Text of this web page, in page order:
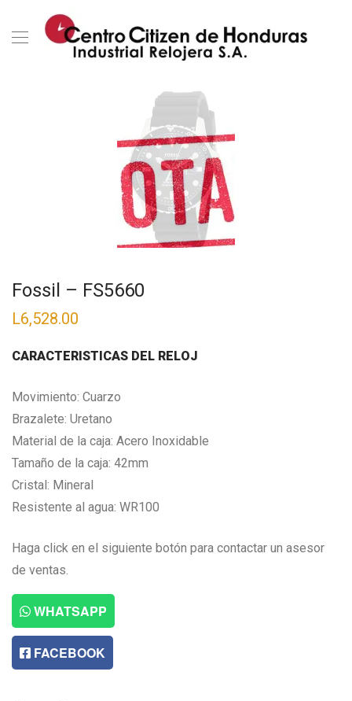
Fossil – FS5660
L6,528.00
CARACTERISTICAS DEL RELOJ
Movimiento: Cuarzo
Brazalete: Uretano
Material de la caja: Acero Inoxidable
Tamaño de la caja: 42mm
Cristal: Mineral
Resistente al agua: WR100
Haga click en el siguiente botón para contactar un asesor
de ventas.
WHATSAPP
FACEBOOK